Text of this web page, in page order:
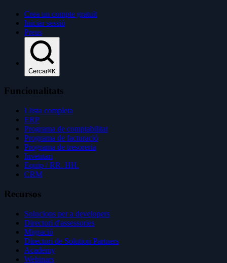
Crea un compte gratuït
Iniciar sessió
Preus
Cercar⌘K
Funcionalitats
Llista completa
ERP
Programa de comptabilitat
Programa de facturació
Programa de tresoreria
Inventari
Equip / RR. HH.
CRM
Recursos
Solucions per a developers
Directori d'assessories
Migració
Directori de Solution Partners
Academy
Webinars